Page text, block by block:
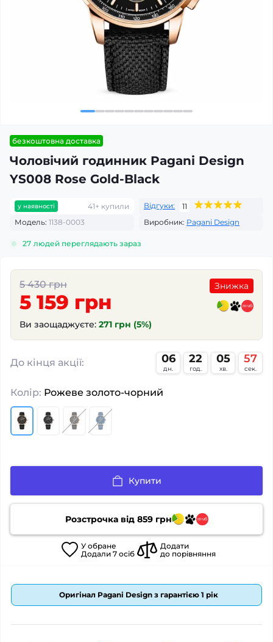
безкоштовна доставка
Чоловічий годинник Pagani Design
YS008 Rose Gold-Black
у наявності 41+ купили Відгуки:
11
Модель: 1138-0003 Виробник: Pagani Design
27 людей переглядають зараз
5 430 грн
5 159 грн
Ви заощаджуєте: 271 грн (5%)
Знижка
До кінця акції: 06
дн.
22
год.
05
хв.
56
сек.
Колір: Рожеве золото-чорний
Купити
Розстрочка від 859грн
У обране
Додали 7осіб
Додати
до порівняння
Оригінал Pagani Design з гарантією 1 рік